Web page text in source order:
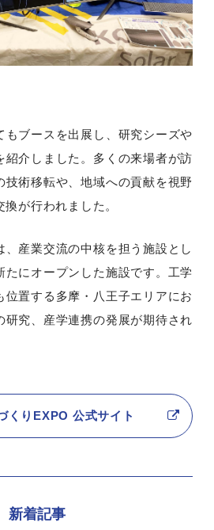
もブースを出展し、研究シーズや
紹介しました。多くの来場者が訪
技術移転や、地域への貢献を視野
が行われました。
、産業交流の中核を担う施設とし
たにオープンした施設です。工学
位置する多摩・八王子エリアにお
研究、産学連携の発展が期待され
くりEXPO 公式サイト
新着記事